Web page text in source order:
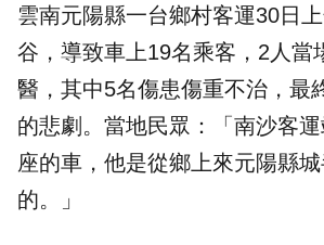
雲南元陽縣一台鄉村客運30日
谷，導致車上19名乘客，2人當
醫，其中5名傷患傷重不治，最
的悲劇。當地民眾：「南沙客
座的車，他是從鄉上來元陽縣
的。」